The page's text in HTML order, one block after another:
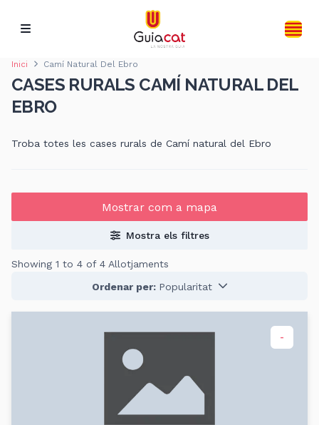
Inici Camí Natural Del Ebro
CASES RURALS CAMÍ NATURAL DEL
EBRO
Troba totes les cases rurals de Camí natural del Ebro
Mostrar com a mapa
Mostra els filtres
Showing 1 to 4 of 4 Allotjaments
Ordenar per: Popularitat
-